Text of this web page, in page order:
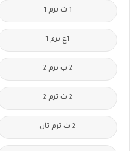
1 ث ترم 1
1ع ترم 1
2 ب ترم 2
2 ث ترم 2
2 ث ترم ثان